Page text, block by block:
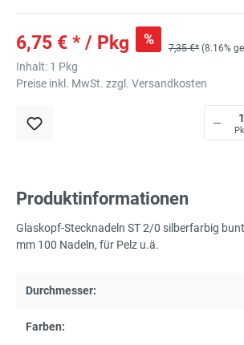
6,75 € * / Pkg %
7,35 €* (8.16%
Inhalt: 1 Pkg
Preise inkl. MwSt. zzgl. Versandkosten
Produktinformationen
Glaskopf-Stecknadeln ST 2/0 silberfarbig
mm 100 Nadeln, für Pelz u.ä.
Durchmesser:
Farben: